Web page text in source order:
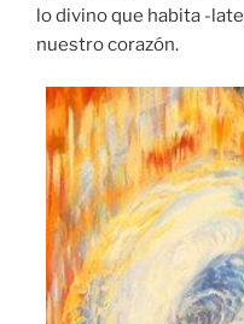
lo divino que habita -
nuestro corazón.